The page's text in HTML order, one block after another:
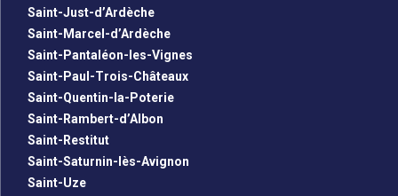
Saint-Just-d’Ardèche
Saint-Marcel-d’Ardèche
Saint-Pantaléon-les-Vignes
Saint-Paul-Trois-Châteaux
Saint-Quentin-la-Poterie
Saint-Rambert-d’Albon
Saint-Restitut
Saint-Saturnin-lès-Avignon
Saint-Uze